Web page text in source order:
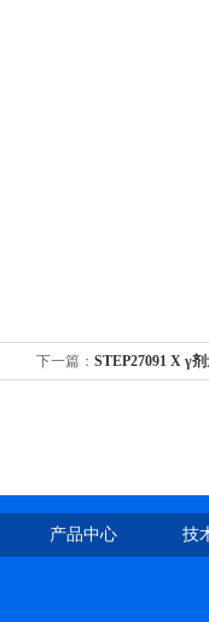
下一篇： STEP27091 X γ
产品中心 技